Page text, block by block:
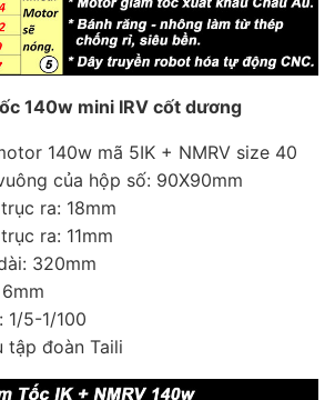
140w mini IRV cốt dương
140w mã 5IK + NMRV size 40
của hộp số: 90X90mm
ra: 18mm
ra: 11mm
320mm
1/5-1/100
tập đoàn Taili